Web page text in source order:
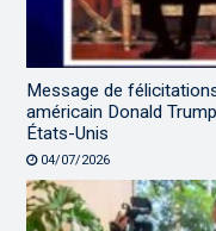
Message de
américain Donald
États-Unis
04/07/2026